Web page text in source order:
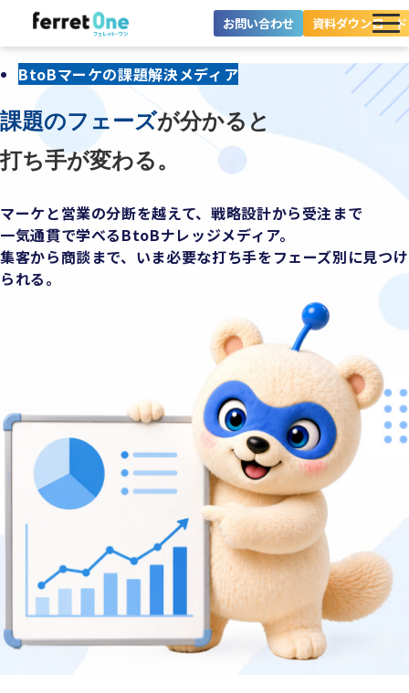
お問い合わせ 資料ダウンロード
ferret Oneとは？
ツール・機能一覧
目的別に探す
導入事例
料金プラン
お役立ち情報
BtoBマーケの課題解決メディア
課題のフェーズが分かると
打ち手が変わる。
マーケと営業の分断を越えて、戦略設計から受注まで
一気通貫で学べるBtoBナレッジメディア。
集客から商談まで、いま必要な打ち手をフェーズ別に見つけ
られる。